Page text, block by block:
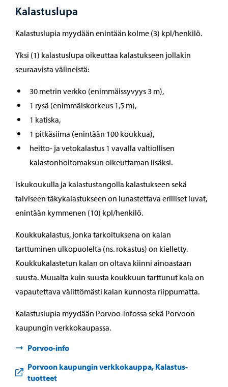
Kalastuslupa
Kalastuslupia myydään enintään kolme (3) kpl/henkilö.
Yksi (1) kalastuslupa oikeuttaa kalastukseen jollakin
seuraavista välineistä:
30 metrin verkko (enimmäissyvyys 3 m),
1 rysä (enimmäiskorkeus 1,5 m),
1 katiska,
1 pitkäsiima (enintään 100 koukkua),
heitto- ja vetokalastus 1 vavalla valtiollisen
kalastonhoitomaksun oikeuttaman lisäksi.
Iskukoukulla ja kalastustangolla kalastukseen sekä
talviseen täkykalastukseen on lunastettava erilliset luvat,
enintään kymmenen (10) kpl/henkilö.
Koukkukalastus, jonka tarkoituksena on kalan
tarttuminen ulkopuolelta (ns. rokastus) on kielletty.
Koukkukalastetun kalan on oltava kiinni ainoastaan
suusta. Muualta kuin suusta koukkuun tarttunut kala on
vapautettava välittömästi kalan kunnosta riippumatta.
Kalastuslupia myydään Porvoo-infossa sekä Porvoon
kaupungin verkkokaupassa.
Porvoo-info
Porvoon kaupungin verkkokauppa, Kalastus-
tuotteet